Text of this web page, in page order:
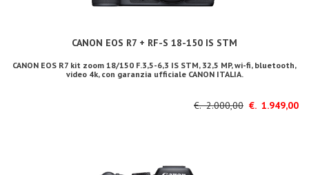
CANON EOS R7 + RF-S 18-150 IS STM
CANON EOS R7 kit zoom 18/150 F.3,5-6,3 IS STM, 32,5 MP, wi-fi, bluetooth,
video 4k, con garanzia ufficiale CANON ITALIA.
€. 2.000,00 €. 1.949,00